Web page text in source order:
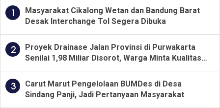
1
Masyarakat Cikalong Wetan dan Bandung Barat
Desak Interchange Tol Segera Dibuka
2
Proyek Drainase Jalan Provinsi di Purwakarta
Senilai 1,98 Miliar Disorot, Warga Minta Kualitas
3
Carut Marut Pengelolaan BUMDes di Desa
Sindang Panji, Jadi Pertanyaan Masyarakat